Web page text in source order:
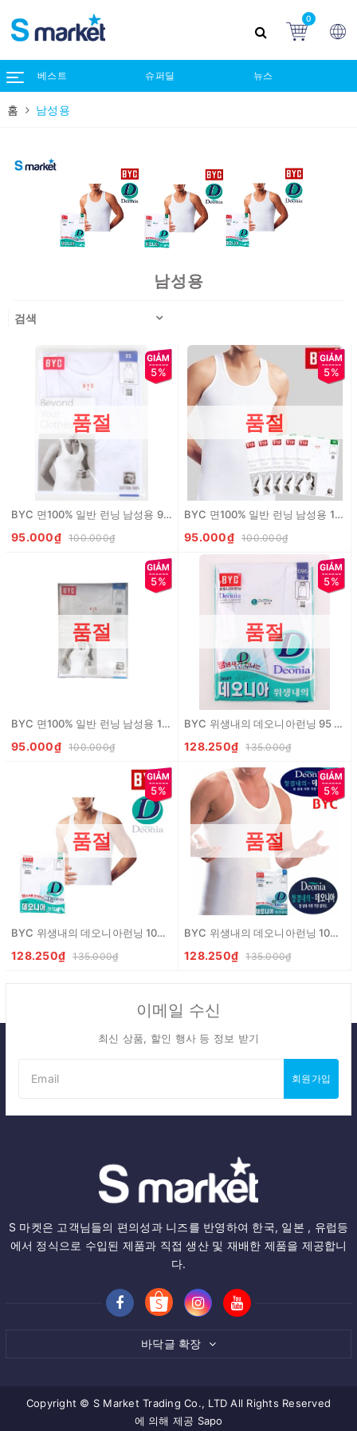
0
베스트 슈퍼딜 뉴스
홈 남성용
남성용
검색
5%
품절
BYC 면100% 일반 런닝 남성용 95 BYC Ao thun lot nam 100% cotton size 95
95.000₫ 100.000₫
5%
품절
BYC 면100% 일반 런닝 남성용 100 BYC Ao thun lot nam 100% cotton size 100
95.000₫ 100.000₫
5%
품절
BYC 면100% 일반 런닝 남성용 105 BYC Ao thun lot nam 100% cotton size 105
95.000₫ 100.000₫
5%
품절
BYC 위생내의 데오니아런닝 95 남성용 BYC DEONIA Ao thun lot nam size 95
128.250₫ 135.000₫
5%
품절
BYC 위생내의 데오니아런닝 100 남성용 BYC DEONIA Ao thun lot nam size 100
128.250₫ 135.000₫
5%
품절
BYC 위생내의 데오니아런닝 105 남성용 BYC DEONIA Ao thun lot nam size 105
128.250₫ 135.000₫
이메일 수신
최신 상품, 할인 행사 등 정보 받기
회원가입
S 마켓은 고객님들의 편의성과 니즈를 반영하여 한국, 일본 , 유럽등
에서 정식으로 수입된 제품과 직접 생산 및 재배한 제품을 제공합니
다.
바닥글 확장
Copyright © S Market Trading Co., LTD All Rights Reserved
에 의해 제공 Sapo